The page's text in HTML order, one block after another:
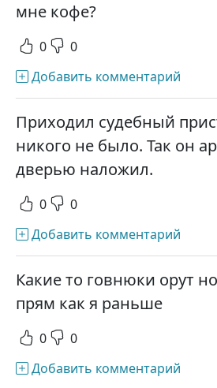
мне кофе?
0 0
Добавить комментарий
Приходил судебный
никого не было. Так он
дверью наложил.
0 0
Добавить комментарий
Какие то говнюки орут
прям как я раньше
0 0
Добавить комментарий